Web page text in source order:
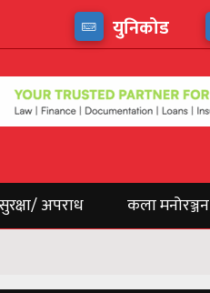
युनिकोड
अपराध कला मनोरञ्जन